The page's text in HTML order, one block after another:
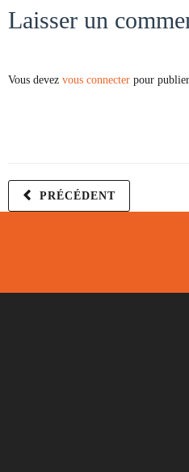
Laisser un
Vous devez vous connecter pour
PRÉCÉDENT